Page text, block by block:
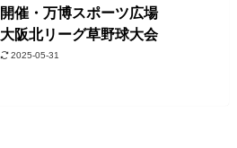
開催・万博スポーツ広場
大阪北リーグ草野球大会
2025-05-31